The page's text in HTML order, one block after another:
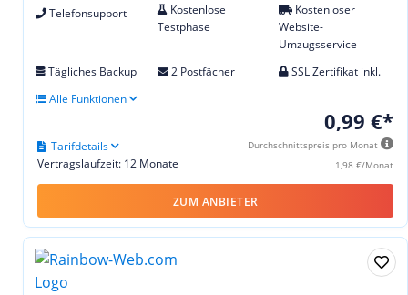
Telefonsupport
Kostenlose
Testphase
Kostenloser
Website-
Umzugsservice
Tägliches Backup
2 Postfächer
SSL Zertifikat inkl.
Alle Funktionen
0,99 €*
Durchschnittspreis pro Monat
1,98 €/Monat
Vertragslaufzeit: 12 Monate
Tarifdetails
ZUM ANBIETER